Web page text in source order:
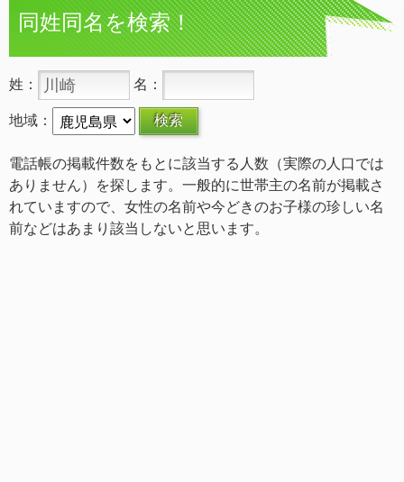
同姓同名を検索！
姓： 名：
地域：
電話帳の掲載件数をもとに該当する人数（実際の人口では
ありません）を探します。一般的に世帯主の名前が掲載さ
れていますので、女性の名前や今どきのお子様の珍しい名
前などはあまり該当しないと思います。